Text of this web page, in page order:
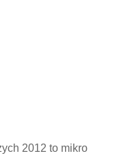
2012 to mikro